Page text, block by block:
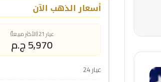
أسعار الذهب الآن
عيار 21 (الأكثر مبيعاً)
5,970 ج.م
عيار 24